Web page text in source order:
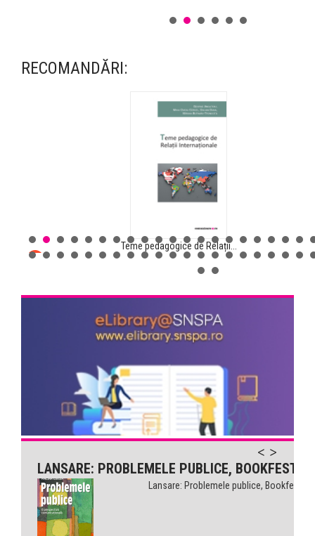
RECOMANDĂRI:
Teme pedagogice de Relații...
Comunicarea pentru sănătate...
LANSARE: PROBLEMELE PUBLICE, BOOKFEST
Lansare: Problemele publice, Bookfest